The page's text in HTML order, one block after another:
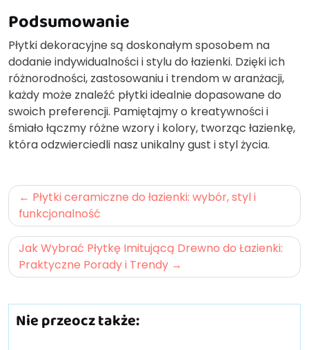
Podsumowanie
Płytki dekoracyjne są doskonałym sposobem na
dodanie indywidualności i stylu do łazienki. Dzięki ich
różnorodności, zastosowaniu i trendom w aranżacji,
każdy może znaleźć płytki idealnie dopasowane do
swoich preferencji. Pamiętajmy o kreatywności i
śmiało łączmy różne wzory i kolory, tworząc łazienkę,
która odzwierciedli nasz unikalny gust i styl życia.
Nawigacja
wpisu
Płytki ceramiczne do łazienki: wybór, styl i
funkcjonalność
Jak Wybrać Płytkę Imitującą Drewno do Łazienki:
Praktyczne Porady i Trendy
Nie przeocz także: